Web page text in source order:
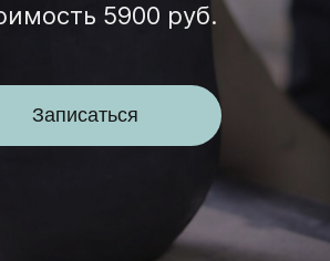
5900 руб.
Записаться